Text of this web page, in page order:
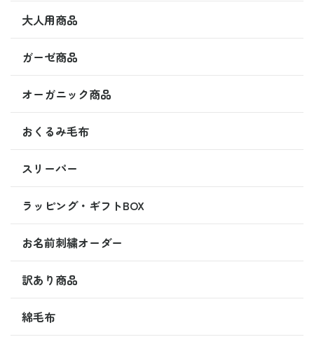
大人用商品
ガーゼ商品
オーガニック商品
おくるみ毛布
スリーパー
ラッピング・ギフトBOX
お名前刺繍オーダー
訳あり商品
綿毛布